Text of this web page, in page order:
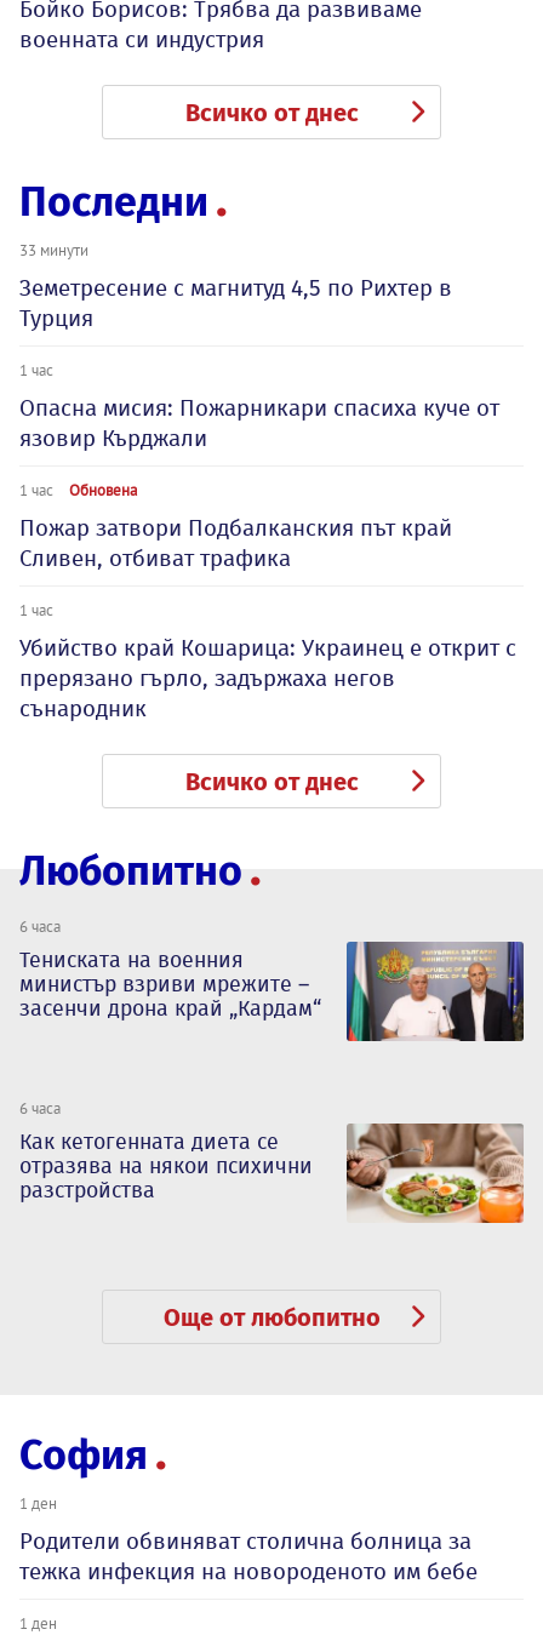
Бойко Борисов: Трябва да развиваме
военната си индустрия
Всичко от днес
Последни
33 минути
Земетресение с магнитуд 4,5 по Рихтер в
Турция
1 час
Опасна мисия: Пожарникари спасиха куче от
язовир Кърджали
1 час Обновена
Пожар затвори Подбалканския път край
Сливен, отбиват трафика
1 час
Убийство край Кошарица: Украинец е открит с
прерязано гърло, задържаха негов
сънародник
Всичко от днес
Любопитно
6 часа
Тениската на военния
министър взриви мрежите –
засенчи дрона край „Кардам“
6 часа
Как кетогенната диета се
отразява на някои психични
разстройства
Още от любопитно
София
1 ден
Родители обвиняват столична болница за
тежка инфекция на новороденото им бебе
1 ден